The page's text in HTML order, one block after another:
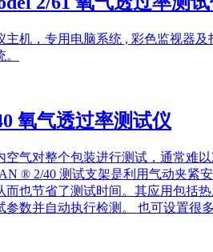
主机，专用电脑系统 , 彩色监视器
氧气透过率测试仪
空气对整个包装进行测试，通常难
® 2/40 测试支架是利用气动夹紧
而也节省了测试时间。其应用包括
数并自动执行检测。 也可设置很